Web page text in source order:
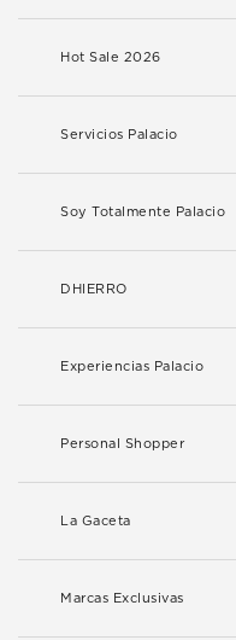
Hot Sale 2026
Servicios Palacio
Soy Totalmente Palacio
DHIERRO
Experiencias Palacio
Personal Shopper
La Gaceta
Marcas Exclusivas